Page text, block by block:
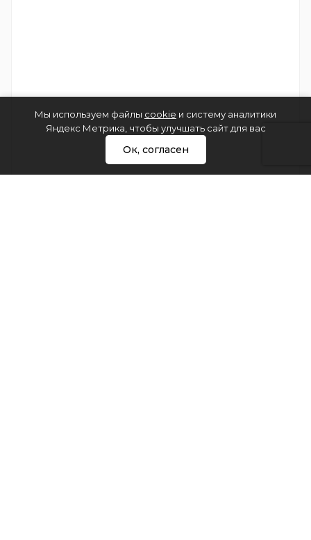
Мы используем файлы cookie и систему аналитики
Яндекс Метрика, чтобы улучшать сайт для вас
Ок, согласен